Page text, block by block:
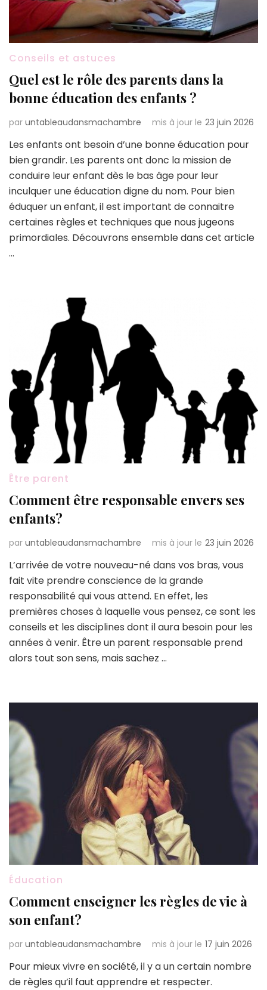
Conseils et astuces
Quel est le rôle des parents dans la
bonne éducation des enfants ?
par untableaudansmachambre mis à jour le 23 juin 2026
Les enfants ont besoin d’une bonne éducation pour
bien grandir. Les parents ont donc la mission de
conduire leur enfant dès le bas âge pour leur
inculquer une éducation digne du nom. Pour bien
éduquer un enfant, il est important de connaitre
certaines règles et techniques que nous jugeons
primordiales. Découvrons ensemble dans cet article
…
Être parent
Comment être responsable envers ses
enfants?
par untableaudansmachambre mis à jour le 23 juin 2026
L’arrivée de votre nouveau-né dans vos bras, vous
fait vite prendre conscience de la grande
responsabilité qui vous attend. En effet, les
premières choses à laquelle vous pensez, ce sont les
conseils et les disciplines dont il aura besoin pour les
années à venir. Être un parent responsable prend
alors tout son sens, mais sachez …
Éducation
Comment enseigner les règles de vie à
son enfant?
par untableaudansmachambre mis à jour le 17 juin 2026
Pour mieux vivre en société, il y a un certain nombre
de règles qu’il faut apprendre et respecter.